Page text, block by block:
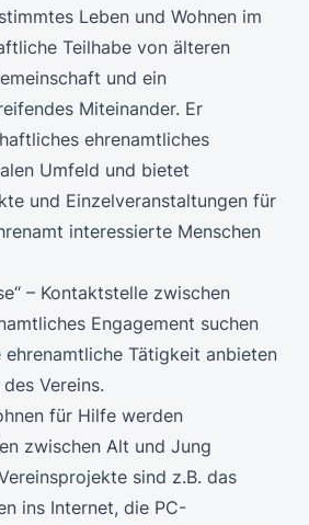
Leben und Wohnen im
Teilhabe von älteren
und ein
Miteinander. Er
ehrenamtliches
Umfeld und bietet
und Einzelveranstaltungen für
interessierte Menschen
– Kontaktstelle zwischen
Engagement suchen
ehrenamtliche Tätigkeit anbieten
Vereins.
für Hilfe werden
zwischen Alt und Jung
sind z.B. das
ins Internet, die PC-